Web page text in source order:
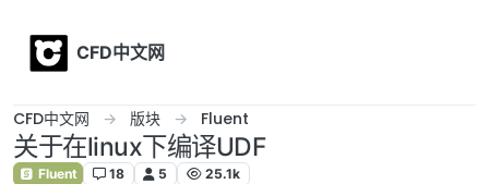
CFD中文网
CFD中文网 版块 Fluent
关于在linux下编译UDF
Fluent 18 5 25.1k